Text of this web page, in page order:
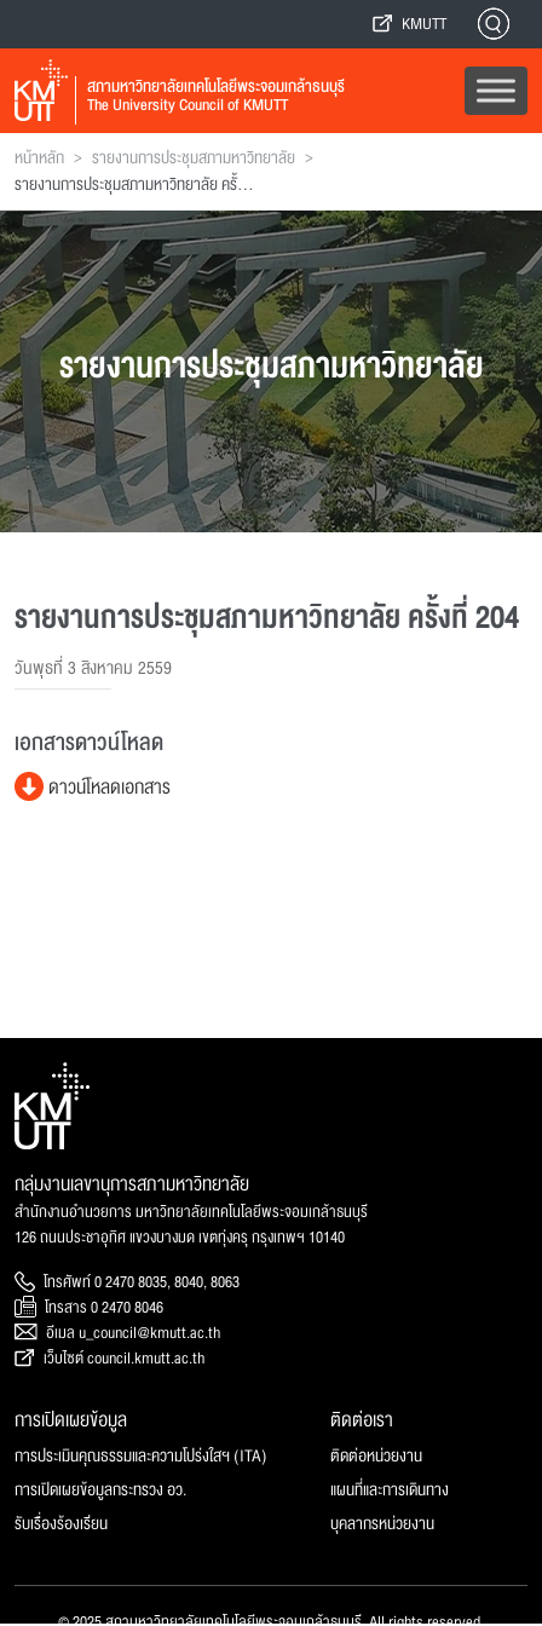
KMUTT
สภามหาวิทยาลัยเทคโนโลยีพระจอมเกล้าธนบุรี
The University Council of KMUTT
หน้าหลัก > รายงานการประชุมสภามหาวิทยาลัย >
รายงานการประชุมสภามหาวิทยาลัย ครั้งที่ 204
รายงานการประชุมสภามหาวิทยาลัย
รายงานการประชุมสภามหาวิทยาลัย ครั้งที่ 204
วันพุธที่ 3 สิงหาคม 2559
เอกสารดาวน์โหลด
ดาวน์โหลดเอกสาร
กลุ่มงานเลขานุการสภามหาวิทยาลัย
สำนักงานอำนวยการ มหาวิทยาลัยเทคโนโลยีพระจอมเกล้าธนบุรี
126 ถนนประชาอุทิศ แขวงบางมด เขตทุ่งครุ กรุงเทพฯ 10140
โทรศัพท์ 0 2470 8035, 8040, 8063
โทรสาร 0 2470 8046
อีเมล u_council@kmutt.ac.th
เว็บไซต์ council.kmutt.ac.th
การเปิดเผยข้อมูล
การประเมินคุณธรรมและความโปร่งใสฯ (ITA)
การเปิดเผยข้อมูลกระทรวง อว.
รับเรื่องร้องเรียน
ติดต่อเรา
ติดต่อหน่วยงาน
แผนที่และการเดินทาง
บุคลากรหน่วยงาน